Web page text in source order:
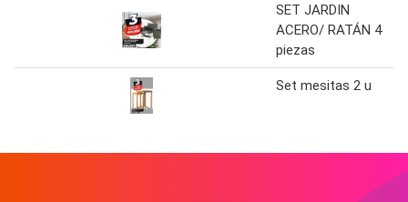
SET JARDIN
ACERO/ RATÁN 4
piezas
Set mesitas 2 u